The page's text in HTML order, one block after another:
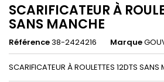
SCARIFICATEUR À
SANS MANCHE
Référence38-2424216 Marque
SCARIFICATEUR À ROULETTES 12DTS SANS